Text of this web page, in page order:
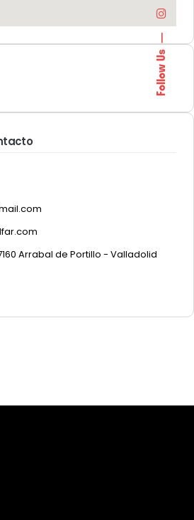
Follow Us
Arrabal de Portillo - Valladolid